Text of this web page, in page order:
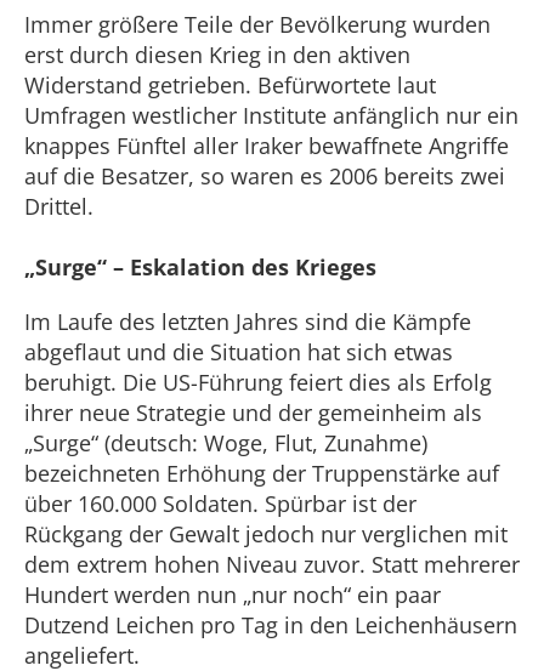
Immer größere Teile der Bevölkerung wurden
erst durch diesen Krieg in den aktiven
Widerstand getrieben. Befürwortete laut
Umfragen westlicher Institute anfänglich nur ein
knappes Fünftel aller Iraker bewaffnete Angriffe
auf die Besatzer, so waren es 2006 bereits zwei
Drittel.
„Surge“ – Eskalation des Krieges
Im Laufe des letzten Jahres sind die Kämpfe
abgeflaut und die Situation hat sich etwas
beruhigt. Die US-Führung feiert dies als Erfolg
ihrer neue Strategie und der gemeinheim als
„Surge“ (deutsch: Woge, Flut, Zunahme)
bezeichneten Erhöhung der Truppenstärke auf
über 160.000 Soldaten. Spürbar ist der
Rückgang der Gewalt jedoch nur verglichen mit
dem extrem hohen Niveau zuvor. Statt mehrerer
Hundert werden nun „nur noch“ ein paar
Dutzend Leichen pro Tag in den Leichenhäusern
angeliefert.